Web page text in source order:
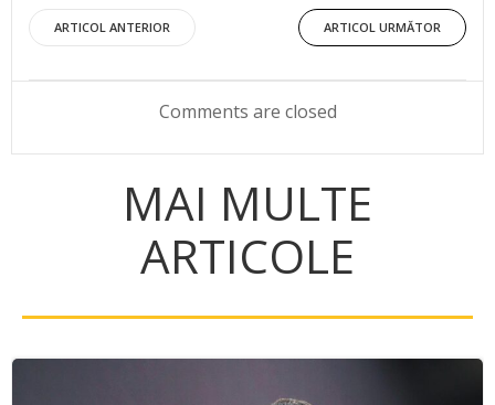
Post
navigation
ARTICOL ANTERIOR
Post
navigation
ARTICOL URMĂTOR
Comments are closed
MAI MULTE
ARTICOLE